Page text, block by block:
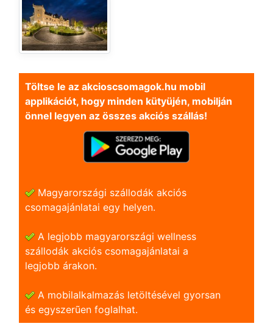
Töltse le az akcioscsomagok.hu mobil
applikációt, hogy minden kütyüjén, mobilján
önnel legyen az összes akciós szállás!
Magyarországi szállodák akciós
csomagajánlatai egy helyen.
A legjobb magyarországi wellness
szállodák akciós csomagajánlatai a
legjobb árakon.
A mobilalkalmazás letöltésével gyorsan
és egyszerũen foglalhat.